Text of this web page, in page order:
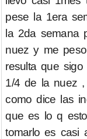
pese la 1era
la 2da semana
nuez y me
resulta que
1/4 de la nuez
como dice las
que es lo q
tomarlo es casi